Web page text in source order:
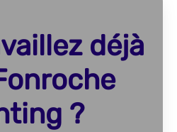
déjà
?